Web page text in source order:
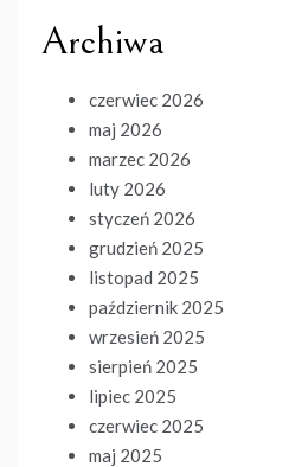
Archiwa
czerwiec 2026
maj 2026
marzec 2026
luty 2026
styczeń 2026
grudzień 2025
listopad 2025
październik 2025
wrzesień 2025
sierpień 2025
lipiec 2025
czerwiec 2025
maj 2025